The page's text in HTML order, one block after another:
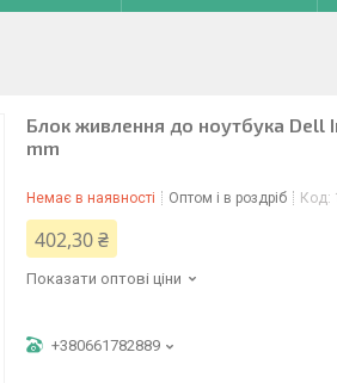
Блок живлення до ноутбука Dell
mm
Немає в наявності Оптом і в роздріб Код:
402,30 ₴
Показати оптові ціни
+380661782889